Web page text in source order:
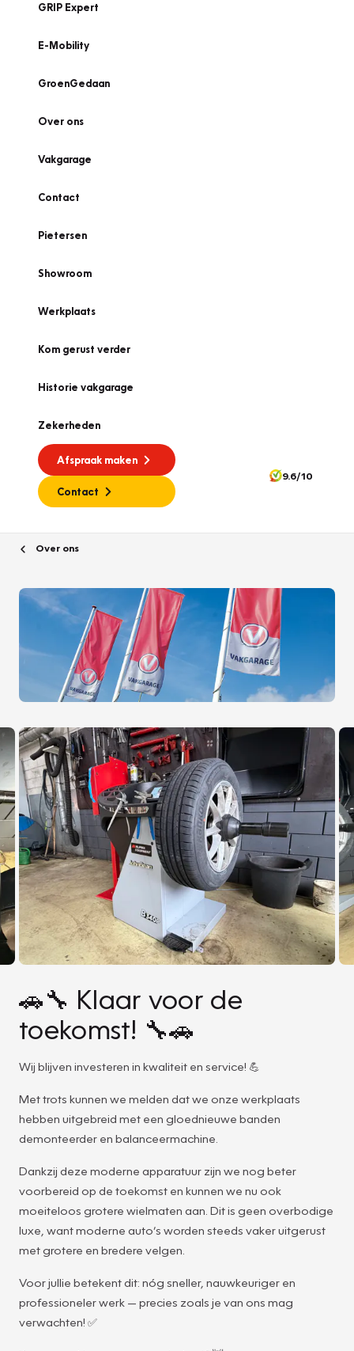
GRIP Expert
E-Mobility
GroenGedaan
Over ons
Vakgarage
Contact
Pietersen
Showroom
Werkplaats
Kom gerust verder
Historie vakgarage
Zekerheden
Afspraak maken
Contact
9.6/10
Over ons
🚗🔧 Klaar voor de
toekomst! 🔧🚗
Wij blijven investeren in kwaliteit en service! 💪
Met trots kunnen we melden dat we onze werkplaats
hebben uitgebreid met een gloednieuwe banden
demonteerder en balanceermachine.
Dankzij deze moderne apparatuur zijn we nog beter
voorbereid op de toekomst en kunnen we nu ook
moeiteloos grotere wielmaten aan. Dit is geen overbodige
luxe, want moderne auto’s worden steeds vaker uitgerust
met grotere en bredere velgen.
Voor jullie betekent dit: nóg sneller, nauwkeuriger en
professioneler werk — precies zoals je van ons mag
verwachten! ✅